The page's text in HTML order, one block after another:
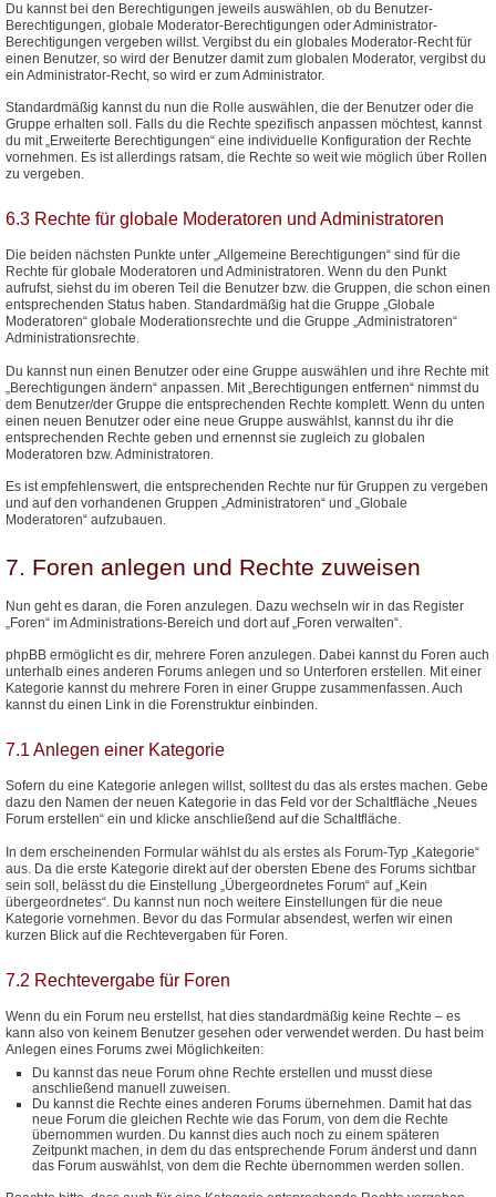
Du kannst bei den Berechtigungen jeweils auswählen, ob du Benutzer-
Berechtigungen, globale Moderator-Berechtigungen oder Administrator-
Berechtigungen vergeben willst. Vergibst du ein globales Moderator-Recht für
einen Benutzer, so wird der Benutzer damit zum globalen Moderator, vergibst du
ein Administrator-Recht, so wird er zum Administrator.
Standardmäßig kannst du nun die Rolle auswählen, die der Benutzer oder die
Gruppe erhalten soll. Falls du die Rechte spezifisch anpassen möchtest, kannst
du mit „Erweiterte Berechtigungen“ eine individuelle Konfiguration der Rechte
vornehmen. Es ist allerdings ratsam, die Rechte so weit wie möglich über Rollen
zu vergeben.
6.3 Rechte für globale Moderatoren und Administratoren
Die beiden nächsten Punkte unter „Allgemeine Berechtigungen“ sind für die
Rechte für globale Moderatoren und Administratoren. Wenn du den Punkt
aufrufst, siehst du im oberen Teil die Benutzer bzw. die Gruppen, die schon einen
entsprechenden Status haben. Standardmäßig hat die Gruppe „Globale
Moderatoren“ globale Moderationsrechte und die Gruppe „Administratoren“
Administrationsrechte.
Du kannst nun einen Benutzer oder eine Gruppe auswählen und ihre Rechte mit
„Berechtigungen ändern“ anpassen. Mit „Berechtigungen entfernen“ nimmst du
dem Benutzer/der Gruppe die entsprechenden Rechte komplett. Wenn du unten
einen neuen Benutzer oder eine neue Gruppe auswählst, kannst du ihr die
entsprechenden Rechte geben und ernennst sie zugleich zu globalen
Moderatoren bzw. Administratoren.
Es ist empfehlenswert, die entsprechenden Rechte nur für Gruppen zu vergeben
und auf den vorhandenen Gruppen „Administratoren“ und „Globale
Moderatoren“ aufzubauen.
7. Foren anlegen und Rechte zuweisen
Nun geht es daran, die Foren anzulegen. Dazu wechseln wir in das Register
„Foren“ im Administrations-Bereich und dort auf „Foren verwalten“.
phpBB ermöglicht es dir, mehrere Foren anzulegen. Dabei kannst du Foren auch
unterhalb eines anderen Forums anlegen und so Unterforen erstellen. Mit einer
Kategorie kannst du mehrere Foren in einer Gruppe zusammenfassen. Auch
kannst du einen Link in die Forenstruktur einbinden.
7.1 Anlegen einer Kategorie
Sofern du eine Kategorie anlegen willst, solltest du das als erstes machen. Gebe
dazu den Namen der neuen Kategorie in das Feld vor der Schaltfläche „Neues
Forum erstellen“ ein und klicke anschließend auf die Schaltfläche.
In dem erscheinenden Formular wählst du als erstes als Forum-Typ „Kategorie“
aus. Da die erste Kategorie direkt auf der obersten Ebene des Forums sichtbar
sein soll, belässt du die Einstellung „Übergeordnetes Forum“ auf „Kein
übergeordnetes“. Du kannst nun noch weitere Einstellungen für die neue
Kategorie vornehmen. Bevor du das Formular absendest, werfen wir einen
kurzen Blick auf die Rechtevergaben für Foren.
7.2 Rechtevergabe für Foren
Wenn du ein Forum neu erstellst, hat dies standardmäßig keine Rechte – es
kann also von keinem Benutzer gesehen oder verwendet werden. Du hast beim
Anlegen eines Forums zwei Möglichkeiten:
Du kannst das neue Forum ohne Rechte erstellen und musst diese
anschließend manuell zuweisen.
Du kannst die Rechte eines anderen Forums übernehmen. Damit hat das
neue Forum die gleichen Rechte wie das Forum, von dem die Rechte
übernommen wurden. Du kannst dies auch noch zu einem späteren
Zeitpunkt machen, in dem du das entsprechende Forum änderst und dann
das Forum auswählst, von dem die Rechte übernommen werden sollen.